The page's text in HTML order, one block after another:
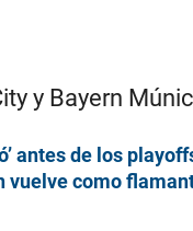
y Bayern
antes de los
vuelve como